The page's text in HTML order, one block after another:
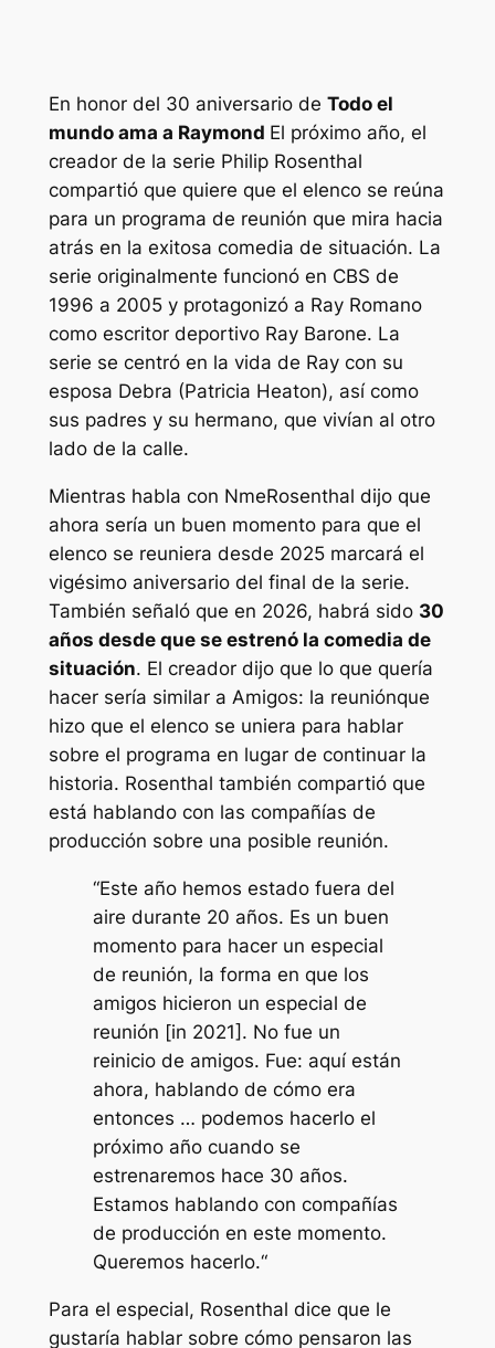
En honor del 30 aniversario de Todo el
mundo ama a Raymond El próximo año, el
creador de la serie Philip Rosenthal
compartió que quiere que el elenco se reúna
para un programa de reunión que mira hacia
atrás en la exitosa comedia de situación. La
serie originalmente funcionó en CBS de
1996 a 2005 y protagonizó a Ray Romano
como escritor deportivo Ray Barone. La
serie se centró en la vida de Ray con su
esposa Debra (Patricia Heaton), así como
sus padres y su hermano, que vivían al otro
lado de la calle.
Mientras habla con NmeRosenthal dijo que
ahora sería un buen momento para que el
elenco se reuniera desde 2025 marcará el
vigésimo aniversario del final de la serie.
También señaló que en 2026, habrá sido 30
años desde que se estrenó la comedia de
situación. El creador dijo que lo que quería
hacer sería similar a Amigos: la reuniónque
hizo que el elenco se uniera para hablar
sobre el programa en lugar de continuar la
historia. Rosenthal también compartió que
está hablando con las compañías de
producción sobre una posible reunión.
“Este año hemos estado fuera del
aire durante 20 años. Es un buen
momento para hacer un especial
de reunión, la forma en que los
amigos hicieron un especial de
reunión [in 2021]. No fue un
reinicio de amigos. Fue: aquí están
ahora, hablando de cómo era
entonces … podemos hacerlo el
próximo año cuando se
estrenaremos hace 30 años.
Estamos hablando con compañías
de producción en este momento.
Queremos hacerlo.“
Para el especial, Rosenthal dice que le
gustaría hablar sobre cómo pensaron las